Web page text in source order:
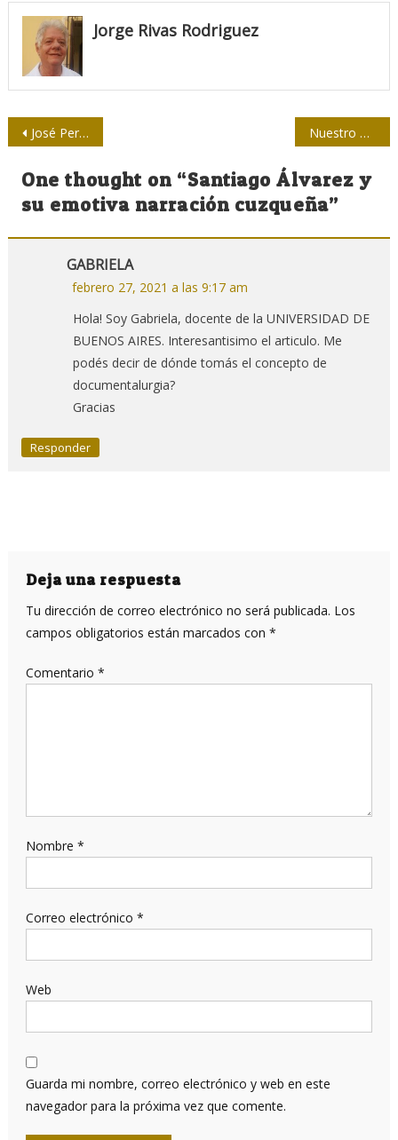
Jorge Rivas Rodriguez
Navegación
de
entradas
José Pertierra: “Me duele saber que Posada Carriles y Orlando Bosch murieron sin pagar por sus crímenes” Nuestro deber es informar, por muy duras que sean las circunstancias
One thought on “Santiago Álvarez y
su emotiva narración cuzqueña”
GABRIELA
febrero 27, 2021 a las 9:17 am
Hola! Soy Gabriela, docente de la UNIVERSIDAD DE
BUENOS AIRES. Interesantisimo el articulo. Me
podés decir de dónde tomás el concepto de
documentalurgia?
Gracias
Responder
Deja una respuesta
Tu dirección de correo electrónico no será publicada. Los
campos obligatorios están marcados con *
Comentario *
Nombre *
Correo electrónico *
Web
Guarda mi nombre, correo electrónico y web en este
navegador para la próxima vez que comente.